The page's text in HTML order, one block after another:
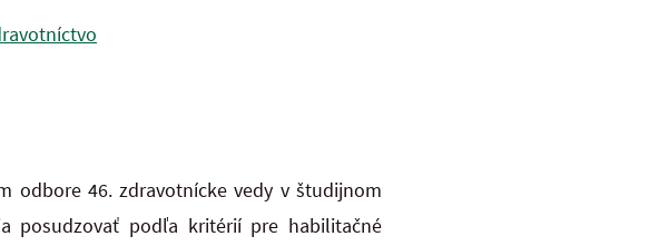
odbore 46. zdravotnícke vedy v študijnom
posudzovať podľa kritérií pre habilitačné